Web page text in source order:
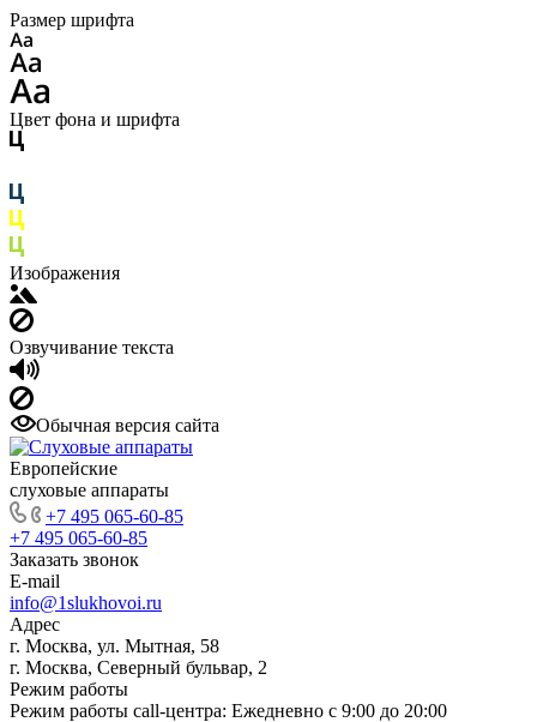
Размер шрифта
Цвет фона и шрифта
Изображения
Озвучивание текста
Обычная версия сайта
Европейские
слуховые аппараты
+7 495 065-60-85
+7 495 065-60-85
Заказать звонок
E-mail
info@1slukhovoi.ru
Адрес
г. Москва, ул. Мытная, 58
г. Москва, Северный бульвар, 2
Режим работы
Режим работы call-центра: Ежедневно с 9:00 до 20:00